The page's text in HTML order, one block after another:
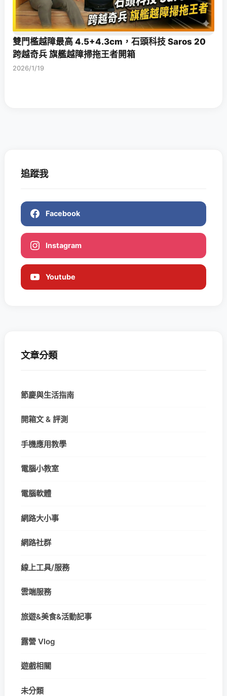
雙門檻越障最高 4.5+4.3cm，石頭科技 Saros 20
跨越奇兵 旗艦越障掃拖王者開箱
2026/1/19
追蹤我
Facebook
Instagram
Youtube
文章分類
節慶與生活指南
開箱文 & 評測
手機應用教學
電腦小教室
電腦軟體
網路大小事
網路社群
線上工具/服務
雲端服務
旅遊&美食&活動記事
露營 Vlog
遊戲相關
未分類